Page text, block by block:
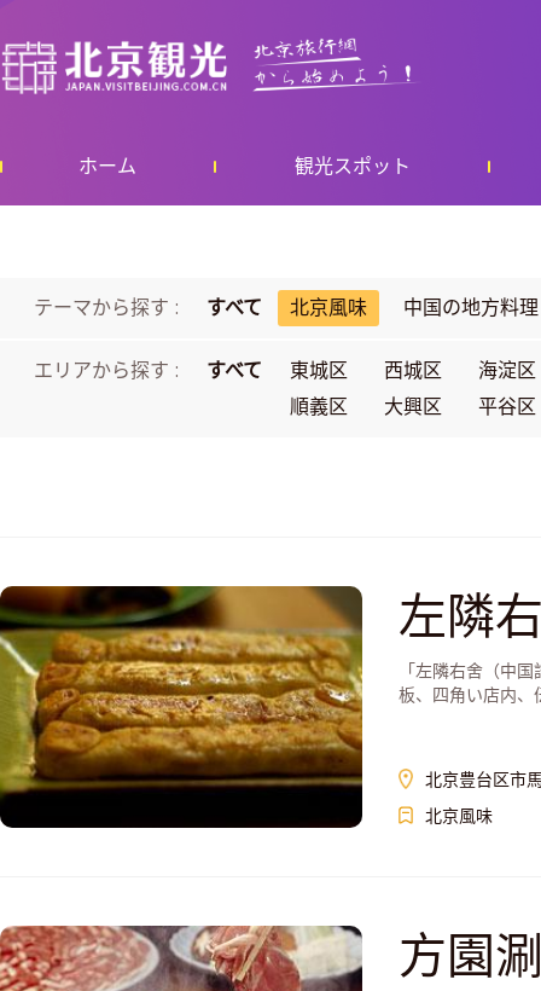
ホーム 観光スポット
テーマから探す : すべて 北京風味 中国の地方料理
エリアから探す : すべて 東城区 西城区
海淀区
順義区
大興区 平谷区
左隣
「左隣右舍（中
板、四角い店内、
北京豊台区市
北京風味
方園